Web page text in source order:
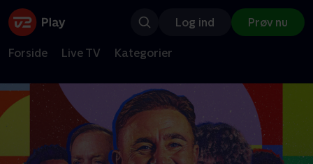
Log ind Prøv nu
Forside Live TV Kategorier